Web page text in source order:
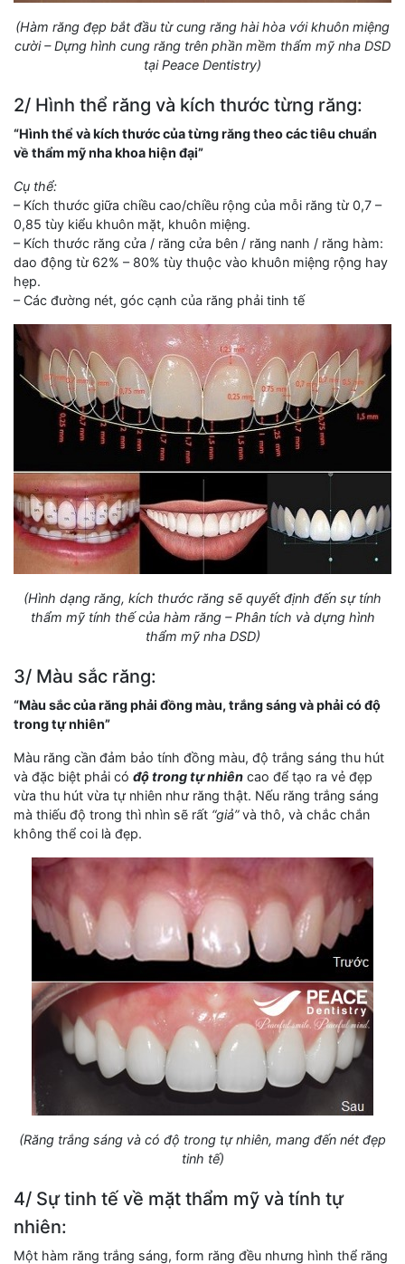
(Hàm răng đẹp bắt đầu từ cung răng hài hòa với khuôn miệng
cười – Dựng hình cung răng trên phần mềm thẩm mỹ nha DSD
tại Peace Dentistry)
2/ Hình thể răng và kích thước từng răng:
“Hình thể và kích thước của từng răng theo các tiêu chuẩn
về thẩm mỹ nha khoa hiện đại”
Cụ thể:
– Kích thước giữa chiều cao/chiều rộng của mỗi răng từ 0,7 –
0,85 tùy kiểu khuôn mặt, khuôn miệng.
– Kích thước răng cửa / răng cửa bên / răng nanh / răng hàm:
dao động từ 62% – 80% tùy thuộc vào khuôn miệng rộng hay
hẹp.
– Các đường nét, góc cạnh của răng phải tinh tế
(Hình dạng răng, kích thước răng sẽ quyết định đến sự tính
thẩm mỹ tính thế của hàm răng – Phân tích và dựng hình
thẩm mỹ nha DSD)
3/ Màu sắc răng:
“Màu sắc của răng phải đồng màu, trắng sáng và phải có độ
trong tự nhiên”
Màu răng cần đảm bảo tính đồng màu, độ trắng sáng thu hút
và đặc biệt phải có độ trong tự nhiên cao để tạo ra vẻ đẹp
vừa thu hút vừa tự nhiên như răng thật. Nếu răng trắng sáng
mà thiếu độ trong thì nhìn sẽ rất “giả”và thô, và chắc chắn
không thể coi là đẹp.
(Răng trắng sáng và có độ trong tự nhiên, mang đến nét đẹp
tinh tế)
4/ Sự tinh tế về mặt thẩm mỹ và tính tự
nhiên:
Một hàm răng trắng sáng, form răng đều nhưng hình thể răng